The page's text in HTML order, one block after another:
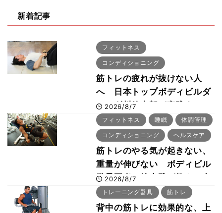
新着記事
フィットネス
コンディショニング
筋トレの疲れが抜けない人
へ 日本トップボディビルダ
ー・刈川啓志郎が実践する
「回復習慣」
2026/8/7
フィットネス 睡眠 体調管理
コンディショニング ヘルスケア
筋トレのやる気が起きない、
重量が伸びない ボディビル
世界王者・鈴木雅が教える食
事・睡眠・呼吸の整え方
2026/8/7
トレーニング器具 筋トレ
背中の筋トレに効果的な、上